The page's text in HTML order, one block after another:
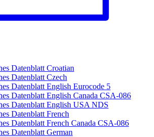
Datenblatt Croatian
Datenblatt Czech
Datenblatt English Eurocode 5
Datenblatt English Canada CSA-086
Datenblatt English USA NDS
Datenblatt French
Datenblatt French Canada CSA-086
Datenblatt German